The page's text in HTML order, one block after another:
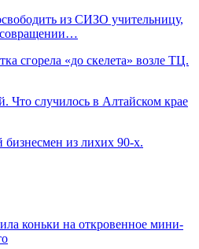
из СИЗО учительницу,
сгорела «до скелета» возле ТЦ.
Что случилось в Алтайском крае
бизнесмен из лихих 90-х.
коньки на откровенное мини-